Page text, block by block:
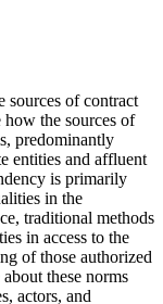
sources of contract
the sources of
predominantly
entities and affluent
is primarily
in the
traditional methods
in access to the
of those authorized
these norms
actors, and